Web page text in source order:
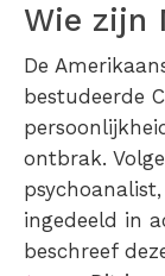
Wie zijn
De
bestudeerde
ontbrak.
ingedeeld in
beschreef